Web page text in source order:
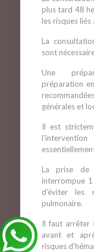
plus tard 48
les risques liés
La
sont
Une
préparation
générales et
Il est
La prise de
interrompue
d’éviter les
pulmonaire.
Il faut arrêter
avant et
risques